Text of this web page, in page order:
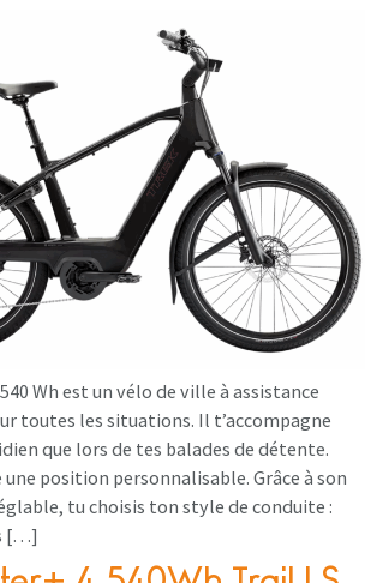
Wh est un vélo de ville à assistance
toutes les situations. Il t’accompagne
que lors de tes balades de détente.
position personnalisable. Grâce à son
tu choisis ton style de conduite :
[…]